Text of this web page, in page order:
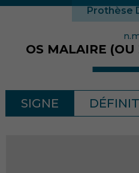
Prothèse
OS MALAIRE
SIGNE